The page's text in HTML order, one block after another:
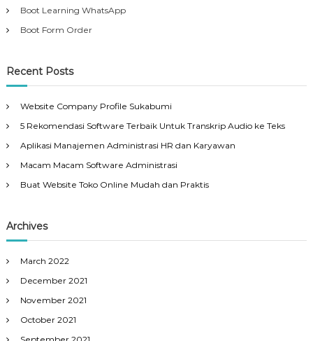
Boot Learning WhatsApp
Boot Form Order
Recent Posts
Website Company Profile Sukabumi
5 Rekomendasi Software Terbaik Untuk Transkrip Audio ke Teks
Aplikasi Manajemen Administrasi HR dan Karyawan
Macam Macam Software Administrasi
Buat Website Toko Online Mudah dan Praktis
Archives
March 2022
December 2021
November 2021
October 2021